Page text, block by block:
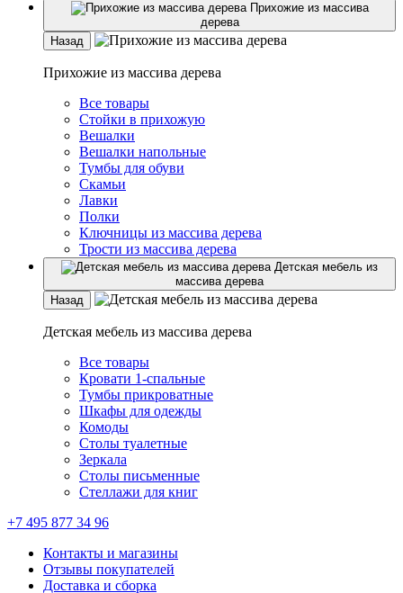
Прихожие из массива
дерева
Назад
Прихожие из массива дерева
Все товары
Стойки в прихожую
Вешалки
Вешалки напольные
Тумбы для обуви
Скамьи
Лавки
Полки
Ключницы из массива дерева
Трости из массива дерева
Детская мебель из
массива дерева
Назад
Детская мебель из массива дерева
Все товары
Кровати 1-спальные
Тумбы прикроватные
Шкафы для одежды
Комоды
Столы туалетные
Зеркала
Столы письменные
Стеллажи для книг
+7 495 877 34 96
Контакты и магазины
Отзывы покупателей
Доставка и сборка